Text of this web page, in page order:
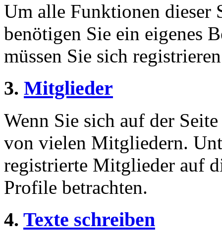
Um alle Funktionen dieser
benötigen Sie ein eigenes
müssen Sie sich
3. Mitglieder
Wenn Sie sich auf der
von vielen Mitgliedern.
registrierte Mitglieder auf
Profile betrachten.
4. Texte schreiben